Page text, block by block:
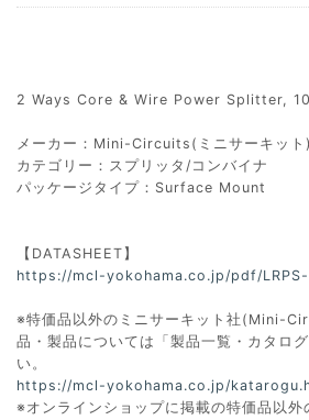
2 Ways Core & Wire Power Splitter,
メーカー：Mini-Circuits(ミニサーキット)
カテゴリー：スプリッタ/コンバイナ
パッケージタイプ：Surface Mount
【DATASHEET】
https://mcl-yokohama.co.jp/pdf/
※特価品以外のミニサーキット社(Mini-
品・製品については「製品一覧・カタロ
い。
https://mcl-yokohama.co.jp/
※オンラインショップに掲載の特価品以外